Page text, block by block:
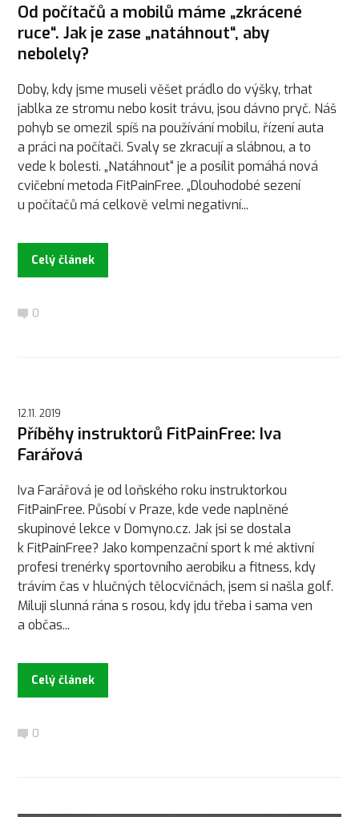
Od počítačů a mobilů máme „zkrácené
ruce“. Jak je zase „natáhnout“, aby
nebolely?
Doby, kdy jsme museli věšet prádlo do výšky, trhat
jablka ze stromu nebo kosit trávu, jsou dávno pryč. Náš
pohyb se omezil spíš na používání mobilu, řízení auta
a práci na počítači. Svaly se zkracují a slábnou, a to
vede k bolesti. „Natáhnout“ je a posílit pomáhá nová
cvičební metoda FitPainFree. „Dlouhodobé sezení
u počítačů má celkově velmi negativní...
Celý článek
0
12.11. 2019
Příběhy instruktorů FitPainFree: Iva
Farářová
Iva Farářová je od loňského roku instruktorkou
FitPainFree. Působí v Praze, kde vede naplněné
skupinové lekce v Domyno.cz. Jak jsi se dostala
k FitPainFree? Jako kompenzační sport k mé aktivní
profesi trenérky sportovního aerobiku a fitness, kdy
trávím čas v hlučných tělocvičnách, jsem si našla golf.
Miluji slunná rána s rosou, kdy jdu třeba i sama ven
a občas...
Celý článek
0